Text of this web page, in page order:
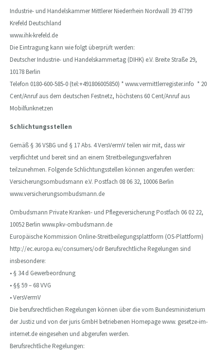
Industrie- und Handelskammer Mittlerer Niederrhein Nordwall 39 47799
Krefeld Deutschland
www.ihk-krefeld.de
Die Eintragung kann wie folgt überprüft werden:
Deutscher Industrie- und Handelskammertag (DIHK) e.V. Breite Straße 29,
10178 Berlin
Telefon 0180-600-585-0 (tel:+491806005850) *www.vermittlerregister.info * 20
Cent/Anruf aus dem deutschen Festnetz, höchstens 60 Cent/Anruf aus
Mobilfunknetzen
Schlichtungsstellen
Gemäß § 36 VSBG und § 17 Abs. 4 VersVermV teilen wir mit, dass wir
verpflichtet und bereit sind an einem Streitbeilegungsverfahren
teilzunehmen. Folgende Schlichtungsstellen können angerufen werden:
Versicherungsombudsmann e.V. Postfach 08 06 32, 10006 Berlin
www.versicherungsombudsmann.de
Ombudsmann Private Kranken- und Pflegeversicherung Postfach 06 02 22,
10052 Berlin www.pkv-ombudsmann.de
Europäische Kommission Online-Streitbeilegungsplattform (OS-Plattform)
http://ec.europa.eu/consumers/odr Berufsrechtliche Regelungen sind
insbesondere:
• § 34 d Gewerbeordnung
• §§ 59 – 68 VVG
• VersVermV
Die berufsrechtlichen Regelungen können über die vom Bundesministerium
der Justiz und von der juris GmbH betriebenen Homepage www. gesetze-im-
internet.de eingesehen und abgerufen werden.
Berufsrechtliche Regelungen: